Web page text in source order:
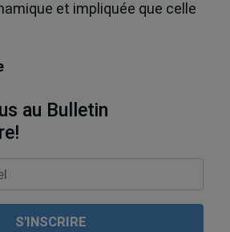
et impliquée que celle
au Bulletin